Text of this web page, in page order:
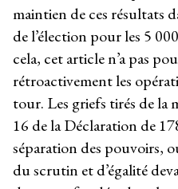
maintien de ces résultats
de l’élection pour les 5
cela, cet article n’a pas
rétroactivement les
tour. Les griefs tirés de la
16 de la Déclaration de
séparation des pouvoirs,
du scrutin et d’égalité